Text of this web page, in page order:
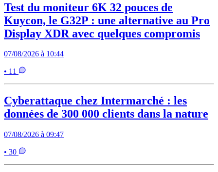
Test du moniteur 6K 32 pouces de
Kuycon, le G32P : une alternative au Pro
Display XDR avec quelques compromis
07/08/2026 à 10:44
• 11
Cyberattaque chez Intermarché : les
données de 300 000 clients dans la nature
07/08/2026 à 09:47
• 30